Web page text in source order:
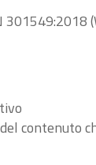
contenuto